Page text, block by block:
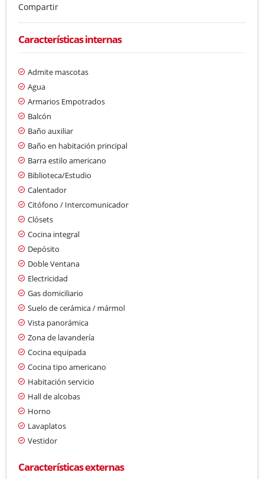
Compartir
Características internas
Admite mascotas
Agua
Armarios Empotrados
Balcón
Baño auxiliar
Baño en habitación principal
Barra estilo americano
Biblioteca/Estudio
Calentador
Citófono / Intercomunicador
Clósets
Cocina integral
Depósito
Doble Ventana
Electricidad
Gas domiciliario
Suelo de cerámica / mármol
Vista panorámica
Zona de lavandería
Cocina equipada
Cocina tipo americano
Habitación servicio
Hall de alcobas
Horno
Lavaplatos
Vestidor
Características externas